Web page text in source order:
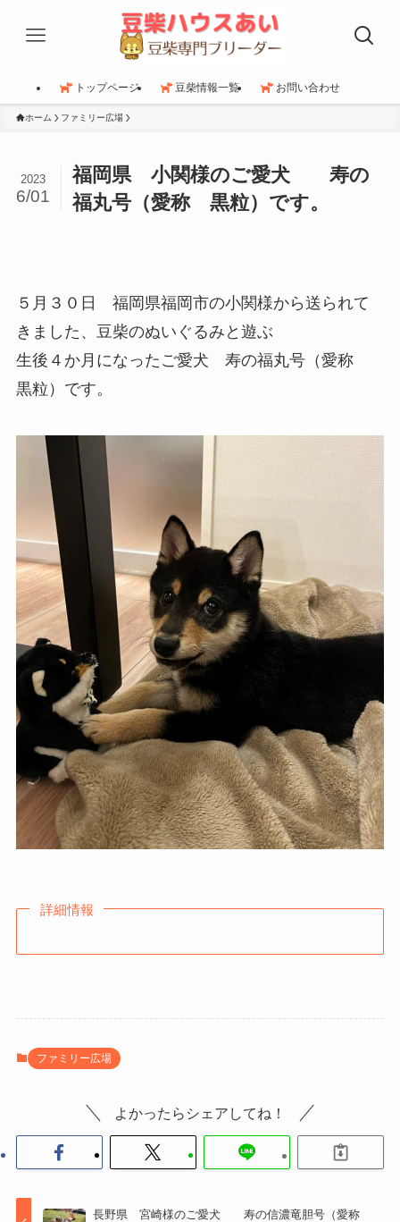
トップページ 豆柴情報一覧 お問い合わせ
ホーム ファミリー広場
福岡県 小関様のご愛犬 寿の
福丸号（愛称 黒粒）です。
2023
6/01
５月３０日 福岡県福岡市の小関様から送られて
きました、豆柴のぬいぐるみと遊ぶ
生後４か月になったご愛犬 寿の福丸号（愛称
黒粒）です。
詳細情報
ファミリー広場
よかったらシェアしてね！
長野県 宮崎様のご愛犬 寿の信濃竜胆号（愛称